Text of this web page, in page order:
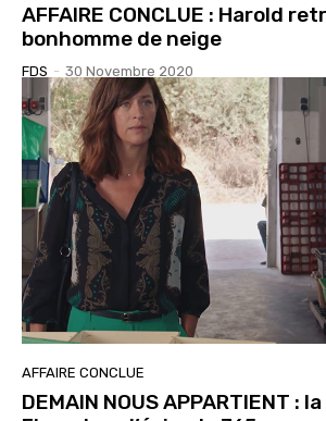
AFFAIRE CONCLUE : Harold
bonhomme de neige
FDS - 30 Novembre 2020
AFFAIRE CONCLUE
DEMAIN NOUS APPARTIENT :